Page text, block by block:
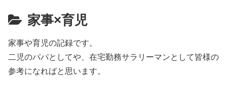
家事×育児
家事や育児の記録です。
二児のパパとしてや、在宅勤務サラリーマンとして皆様の
参考になればと思います。